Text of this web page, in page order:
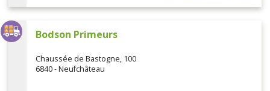
Bodson Primeurs
Chaussée de Bastogne, 100
6840 - Neufchâteau